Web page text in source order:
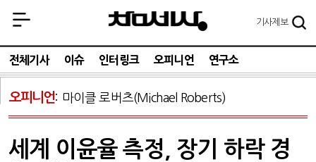
기사제보
전체기사 이슈 인터링크 오피니언 연구소
오피니언 마이클 로버츠(Michael Roberts)
세계 이윤율 측정, 장기 하락 경